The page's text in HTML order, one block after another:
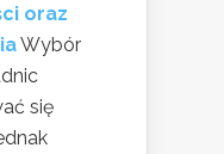
oraz
Wybór
się